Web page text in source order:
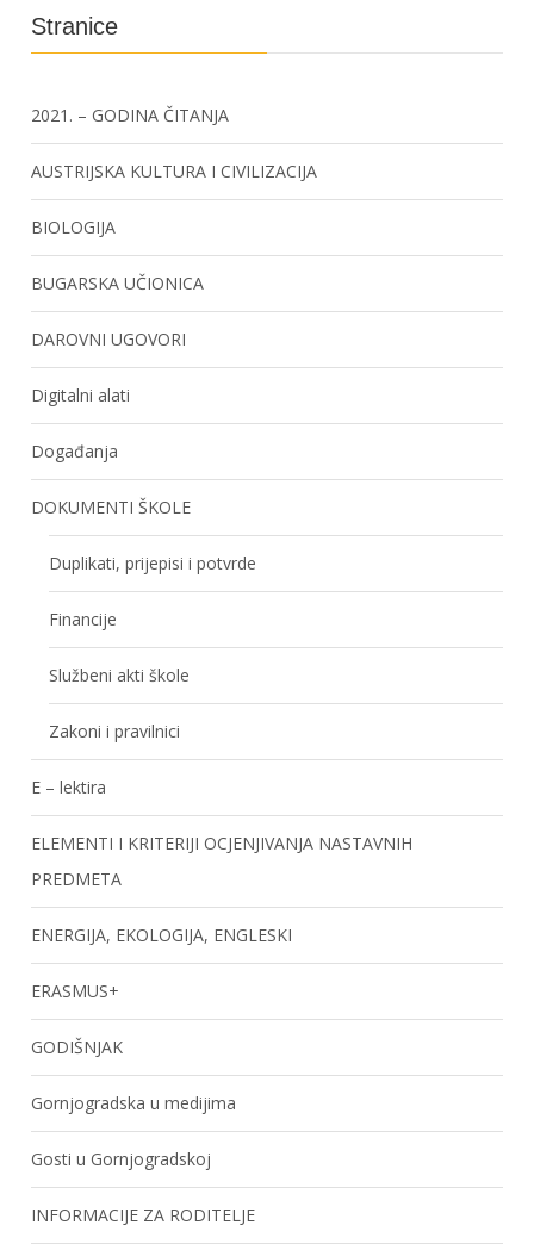
Stranice
2021. – GODINA ČITANJA
AUSTRIJSKA KULTURA I CIVILIZACIJA
BIOLOGIJA
BUGARSKA UČIONICA
DAROVNI UGOVORI
Digitalni alati
Događanja
DOKUMENTI ŠKOLE
Duplikati, prijepisi i potvrde
Financije
Službeni akti škole
Zakoni i pravilnici
E – lektira
ELEMENTI I KRITERIJI OCJENJIVANJA NASTAVNIH
PREDMETA
ENERGIJA, EKOLOGIJA, ENGLESKI
ERASMUS+
GODIŠNJAK
Gornjogradska u medijima
Gosti u Gornjogradskoj
INFORMACIJE ZA RODITELJE